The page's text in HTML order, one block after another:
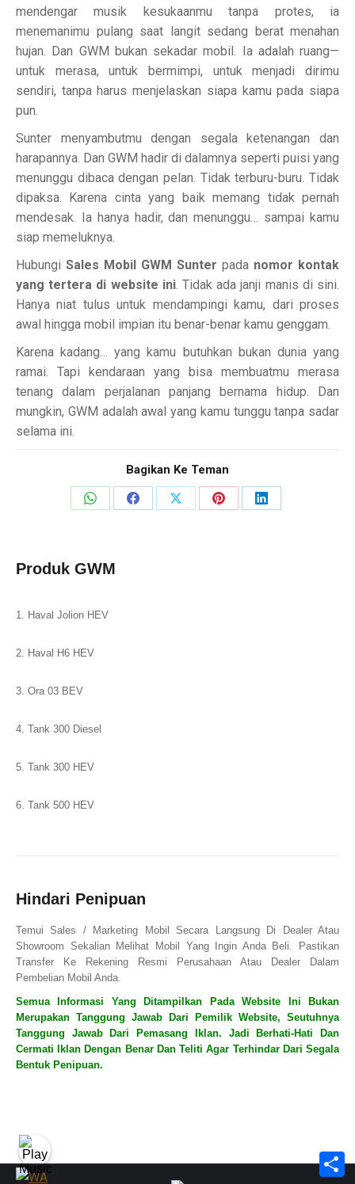
mendengar musik kesukaanmu tanpa protes, ia
menemanimu pulang saat langit sedang berat menahan
hujan. Dan GWM bukan sekadar mobil. Ia adalah ruang—
untuk merasa, untuk bermimpi, untuk menjadi dirimu
sendiri, tanpa harus menjelaskan siapa kamu pada siapa
pun.
Sunter menyambutmu dengan segala ketenangan dan
harapannya. Dan GWM hadir di dalamnya seperti puisi yang
menunggu dibaca dengan pelan. Tidak terburu-buru. Tidak
dipaksa. Karena cinta yang baik memang tidak pernah
mendesak. Ia hanya hadir, dan menunggu… sampai kamu
siap memeluknya.
Hubungi Sales Mobil GWM Sunter pada nomor kontak
yang tertera di website ini. Tidak ada janji manis di sini.
Hanya niat tulus untuk mendampingi kamu, dari proses
awal hingga mobil impian itu benar-benar kamu genggam.
Karena kadang… yang kamu butuhkan bukan dunia yang
ramai. Tapi kendaraan yang bisa membuatmu merasa
tenang dalam perjalanan panjang bernama hidup. Dan
mungkin, GWM adalah awal yang kamu tunggu tanpa sadar
selama ini.
Bagikan Ke Teman
Share
Share
Share
Share
Share
Produk GWM
1. Haval Jolion HEV
2. Haval H6 HEV
3. Ora 03 BEV
4. Tank 300 Diesel
5. Tank 300 HEV
6. Tank 500 HEV
Hindari Penipuan
Temui Sales / Marketing Mobil Secara Langsung Di Dealer Atau
Showroom Sekalian Melihat Mobil Yang Ingin Anda Beli. Pastikan
Transfer Ke Rekening Resmi Perusahaan Atau Dealer Dalam
Pembelian Mobil Anda.
Semua Informasi Yang Ditampilkan Pada Website Ini Bukan
Merupakan Tanggung Jawab Dari Pemilik Website, Seutuhnya
Tanggung Jawab Dari Pemasang Iklan. Jadi Berhati-Hati Dan
Cermati Iklan Dengan Benar Dan Teliti Agar Terhindar Dari Segala
Bentuk Penipuan.